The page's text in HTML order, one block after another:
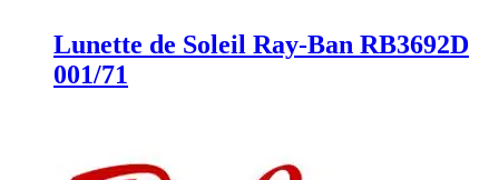
Lunette de Soleil Ray-Ban RB3692D
001/71